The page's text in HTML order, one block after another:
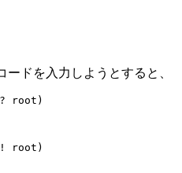
ドを入力しようとすると、
? root)
root)